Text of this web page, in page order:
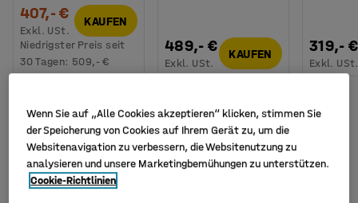
407,- €
Exkl. USt.
KAUFEN
Niedrigster Preis seit
30 Tagen: 509,- €
489,- €
Exkl. USt.
KAUFEN 319,- €
Exkl. USt.
Wenn Sie auf „Alle Cookies akzeptieren“ klicken, stimmen Sie
der Speicherung von Cookies auf Ihrem Gerät zu, um die
Websitenavigation zu verbessern, die Websitenutzung zu
analysieren und unsere Marketingbemühungen zu unterstützen.
Cookie-Richtlinien